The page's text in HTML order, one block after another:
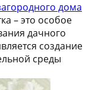
дома
– это особое
дачного
создание
среды